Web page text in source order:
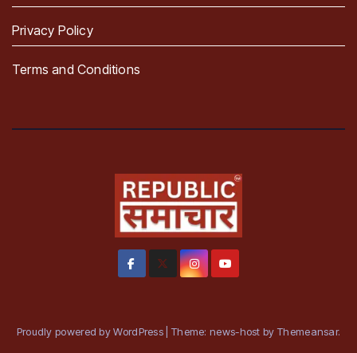
Privacy Policy
Terms and Conditions
Proudly powered by WordPress Theme: news-host by Themeansar.